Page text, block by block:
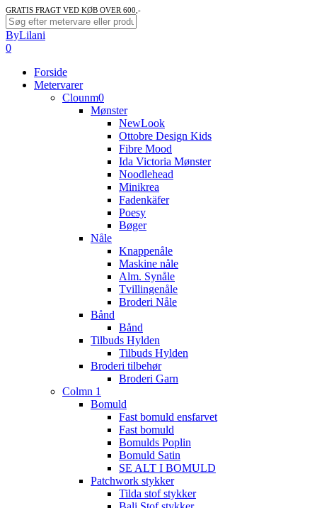
Skip
to
main
content
GRATIS FRAGT VED KØB OVER 600,-
Close
Search
ByLilani
search
account
0
Forside
Metervarer
Clounm0
Mønster
NewLook
Ottobre Design Kids
Fibre Mood
Ida Victoria Mønster
Noodlehead
Minikrea
Fadenkäfer
Poesy
Bøger
Nåle
Knappenåle
Maskine nåle
Alm. Synåle
Tvillingenåle
Broderi Nåle
Bånd
Bånd
Tilbuds Hylden
Tilbuds Hylden
Broderi tilbehør
Broderi Garn
Colmn 1
Bomuld
Fast bomuld ensfarvet
Fast bomuld
Bomulds Poplin
Bomuld Satin
SE ALT I BOMULD
Patchwork stykker
Tilda stof stykker